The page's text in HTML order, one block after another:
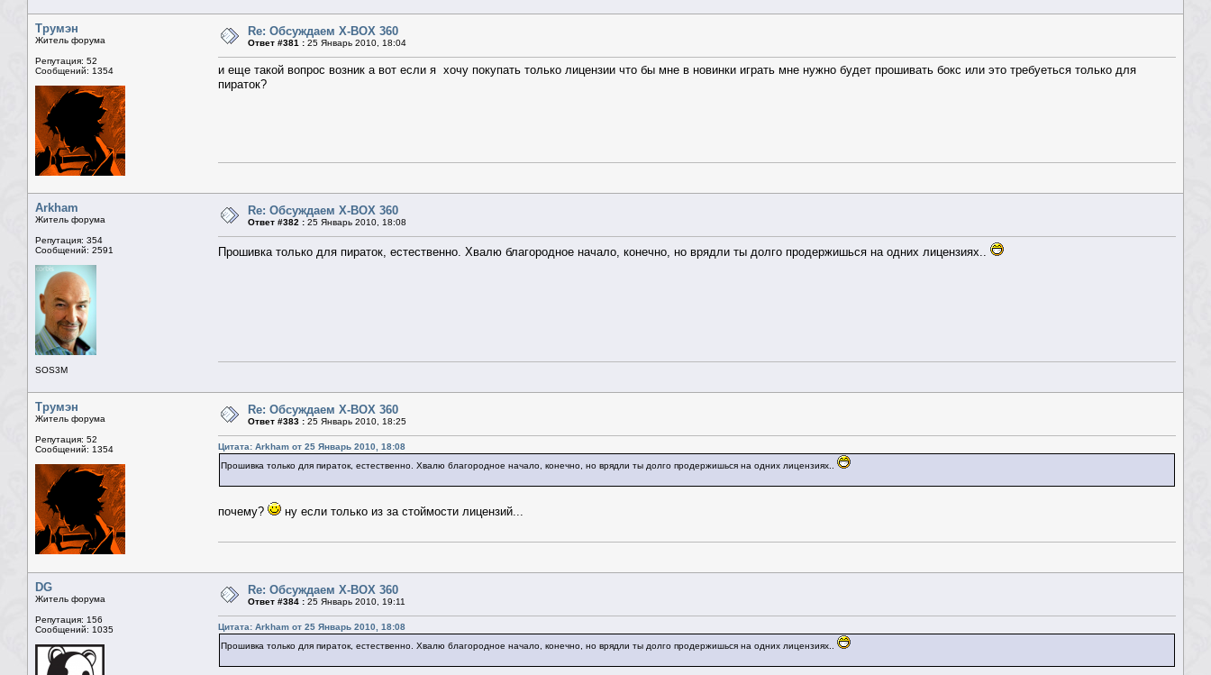
Трумэн
Житель форума
Репутация: 52
Сообщений: 1354
Re: Обсуждаем X-BOX 360
Ответ #381 : 25 Январь 2010, 18:04
и еще такой вопрос возник а вот если я хочу покупать только лицензии что бы мне в новинки играть мне нужно будет прошивать бокс или это требуеться только для
пираток?
Arkham
Житель форума
Репутация: 354
Сообщений: 2591
SOS3M
Re: Обсуждаем X-BOX 360
Ответ #382 : 25 Январь 2010, 18:08
Прошивка только для пираток, естественно. Хвалю благородное начало, конечно, но врядли ты долго продержишься на одних лицензиях..
Трумэн
Житель форума
Репутация: 52
Сообщений: 1354
Re: Обсуждаем X-BOX 360
Ответ #383 : 25 Январь 2010, 18:25
Цитата: Arkham от 25 Январь 2010, 18:08
Прошивка только для пираток, естественно. Хвалю благородное начало, конечно, но врядли ты долго продержишься на одних лицензиях..
почему? ну если только из за стоймости лицензий...
DG
Житель форума
Репутация: 156
Сообщений: 1035
Re: Обсуждаем X-BOX 360
Ответ #384 : 25 Январь 2010, 19:11
Цитата: Arkham от 25 Январь 2010, 18:08
Прошивка только для пираток, естественно. Хвалю благородное начало, конечно, но врядли ты долго продержишься на одних лицензиях..